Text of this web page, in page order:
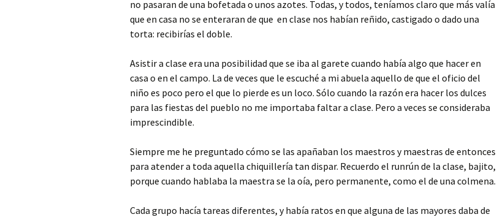
no pasaran de una bofetada o unos azotes. Todas, y todos, teníamos claro que más valía
que en casa no se enteraran de que en clase nos habían reñido, castigado o dado una
torta: recibirías el doble.
Asistir a clase era una posibilidad que se iba al garete cuando había algo que hacer en
casa o en el campo. La de veces que le escuché a mi abuela aquello de que el oficio del
niño es poco pero el que lo pierde es un loco. Sólo cuando la razón era hacer los dulces
para las fiestas del pueblo no me importaba faltar a clase. Pero a veces se consideraba
imprescindible.
Siempre me he preguntado cómo se las apañaban los maestros y maestras de entonces
para atender a toda aquella chiquillería tan dispar. Recuerdo el runrún de la clase, bajito,
porque cuando hablaba la maestra se la oía, pero permanente, como el de una colmena.
Cada grupo hacía tareas diferentes, y había ratos en que alguna de las mayores daba de